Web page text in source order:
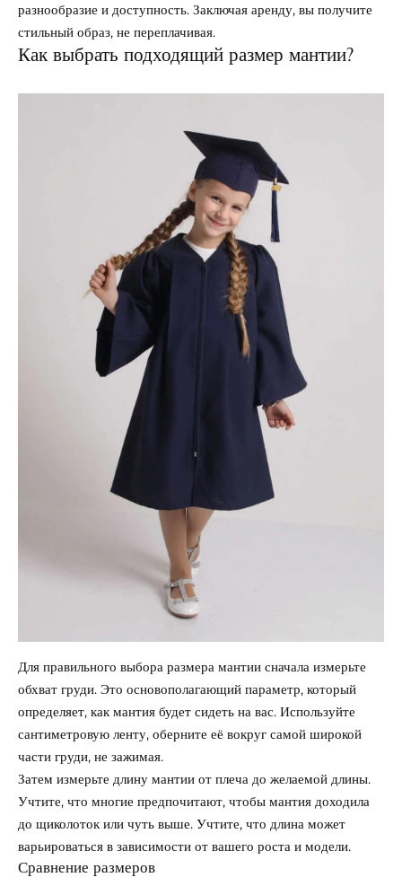
разнообразие и доступность. Заключая аренду, вы получите
стильный образ, не переплачивая.
Как выбрать подходящий размер мантии?
Для правильного выбора размера мантии сначала измерьте
обхват груди. Это основополагающий параметр, который
определяет, как мантия будет сидеть на вас. Используйте
сантиметровую ленту, оберните её вокруг самой широкой
части груди, не зажимая.
Затем измерьте длину мантии от плеча до желаемой длины.
Учтите, что многие предпочитают, чтобы мантия доходила
до щиколоток или чуть выше. Учтите, что длина может
варьироваться в зависимости от вашего роста и модели.
Сравнение размеров